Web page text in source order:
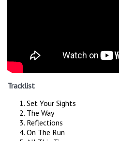
Tracklist
Set Your Sights
The Way
Reflections
On The Run